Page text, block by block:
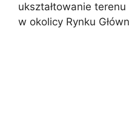
ukształtowanie
w okolicy Rynku